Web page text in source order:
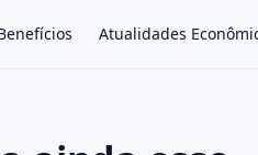
Atualidades